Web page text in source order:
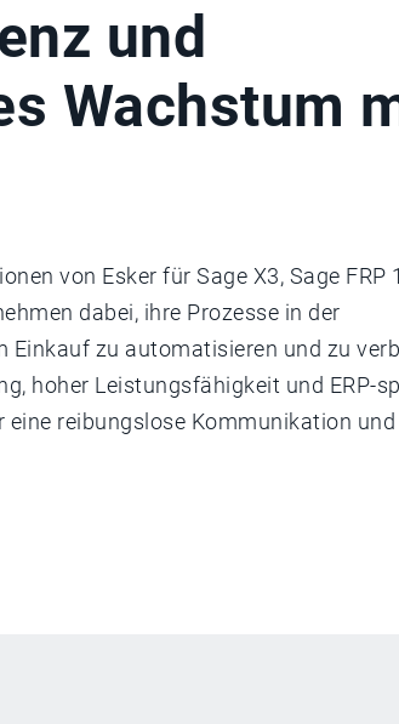
und
Wachstum
von Esker für Sage X3, Sage FRP
dabei, ihre Prozesse in der
Einkauf zu automatisieren und zu
hoher Leistungsfähigkeit und ERP-
eine reibungslose Kommunikation